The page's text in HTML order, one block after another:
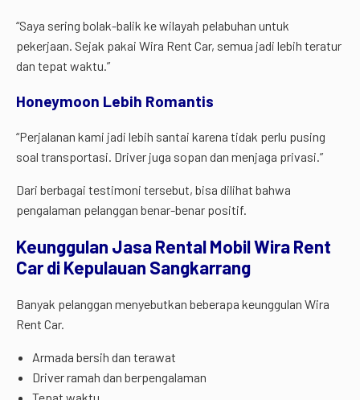
“Saya sering bolak-balik ke wilayah pelabuhan untuk
pekerjaan. Sejak pakai Wira Rent Car, semua jadi lebih teratur
dan tepat waktu.”
Honeymoon Lebih Romantis
“Perjalanan kami jadi lebih santai karena tidak perlu pusing
soal transportasi. Driver juga sopan dan menjaga privasi.”
Dari berbagai testimoni tersebut, bisa dilihat bahwa
pengalaman pelanggan benar-benar positif.
Keunggulan Jasa Rental Mobil Wira Rent
Car di Kepulauan Sangkarrang
Banyak pelanggan menyebutkan beberapa keunggulan Wira
Rent Car.
Armada bersih dan terawat
Driver ramah dan berpengalaman